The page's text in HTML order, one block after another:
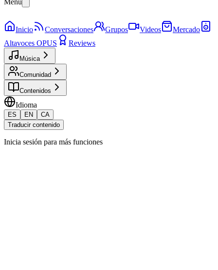
Inicio Conversaciones Grupos Videos
Mercado
Altavoces OPUS
Reviews
Música
Comunidad
Contenidos
Idioma
ES EN
CA
Traducir contenido
Inicia sesión para más funciones